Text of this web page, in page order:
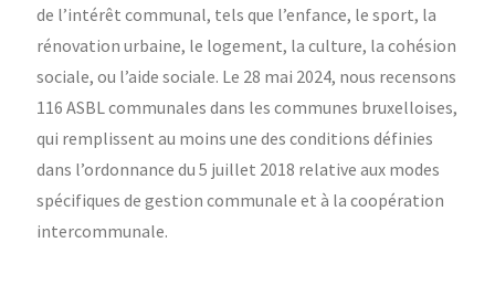
de l’intérêt communal, tels que l’enfance, le sport, la
rénovation urbaine, le logement, la culture, la cohésion
sociale, ou l’aide sociale. Le 28 mai 2024, nous recensons
116 ASBL communales dans les communes bruxelloises,
qui remplissent au moins une des conditions définies
dans l’ordonnance du 5 juillet 2018 relative aux modes
spécifiques de gestion communale et à la coopération
intercommunale.